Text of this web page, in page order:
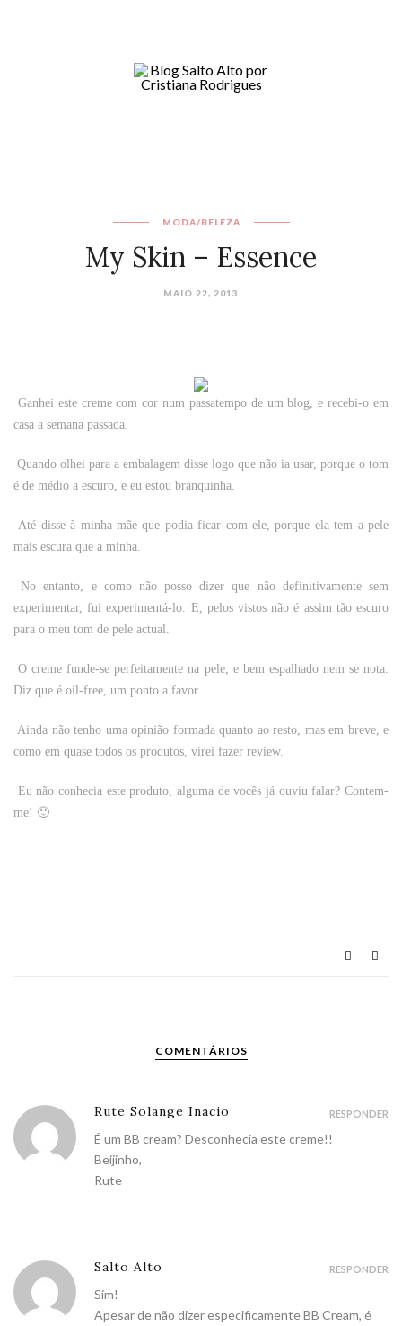
MODA/BELEZA
My Skin – Essence
MAIO 22, 2013
Ganhei este creme com cor num passatempo de um blog, e recebi-o em
casa a semana passada.
Quando olhei para a embalagem disse logo que não ia usar, porque o tom
é de médio a escuro, e eu estou branquinha.
Até disse à minha mãe que podia ficar com ele, porque ela tem a pele
mais escura que a minha.
No entanto, e como não posso dizer que não definitivamente sem
experimentar, fui experimentá-lo. E, pelos vistos não é assim tão escuro
para o meu tom de pele actual.
O creme funde-se perfeitamente na pele, e bem espalhado nem se nota.
Diz que é oil-free, um ponto a favor.
Ainda não tenho uma opinião formada quanto ao resto, mas em breve, e
como em quase todos os produtos, virei fazer review.
Eu não conhecia este produto, alguma de vocês já ouviu falar? Contem-
me! 🙂
COMENTÁRIOS
Rute Solange Inacio
É um BB cream? Desconhecia este creme!!
Beijinho,
Rute
RESPONDER
Salto Alto
Sim!
Apesar de não dizer especificamente BB Cream, é
RESPONDER